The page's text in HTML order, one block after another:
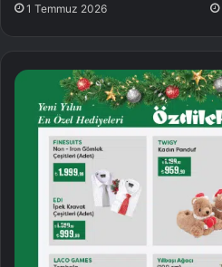
1 Temmuz 2026